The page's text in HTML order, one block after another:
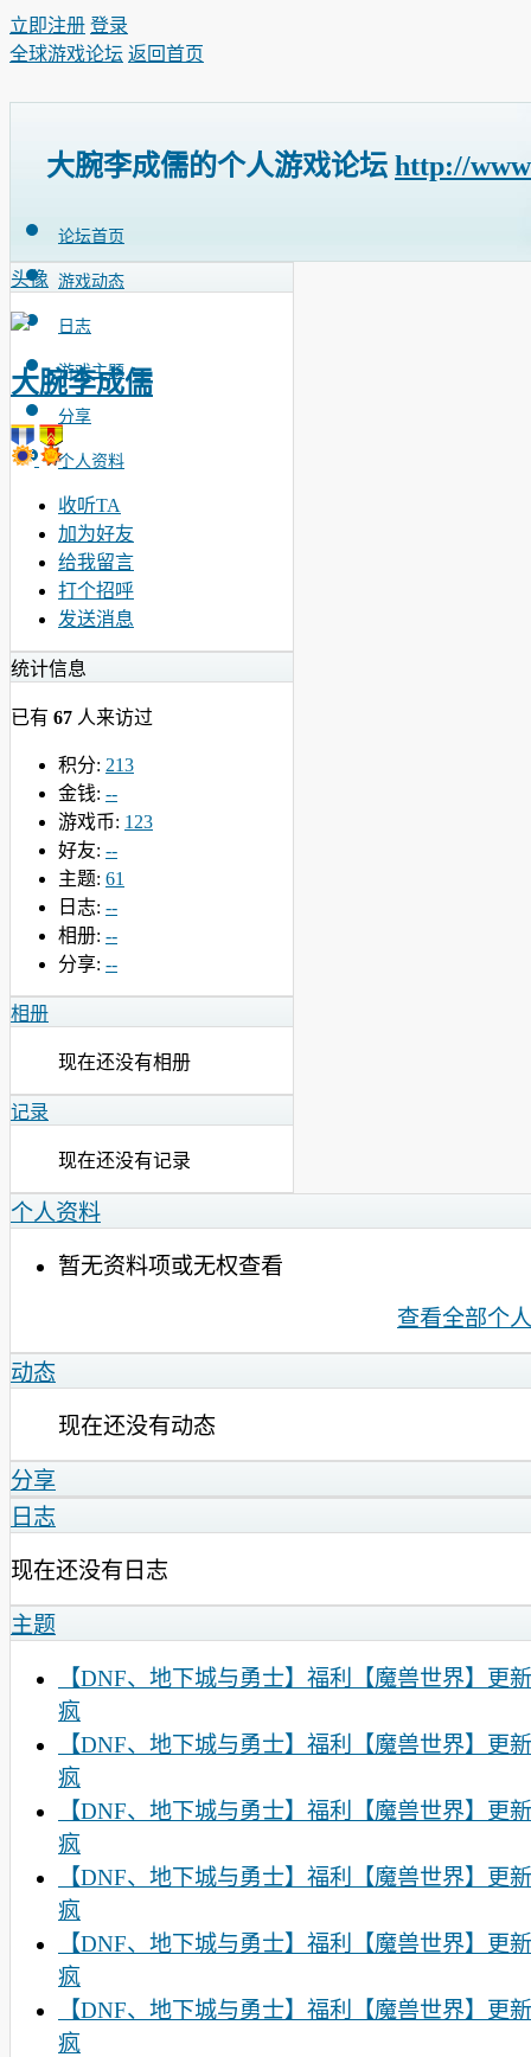
立即注册 登录
全球游戏论坛 返回首页
大腕李成儒的个人游戏论坛 http://
论坛首页
游戏动态
日志
游戏主题
分享
个人资料
头像
大腕李成儒
收听TA
加为好友
给我留言
打个招呼
发送消息
统计信息
已有 67 人来访过
积分: 213
金钱: --
游戏币: 123
好友: --
主题: 61
日志: --
相册: --
分享: --
相册
现在还没有相册
记录
现在还没有记录
个人资料
暂无资料项或无权查看
查看全部个
动态
现在还没有动态
分享
日志
现在还没有日志
主题
【DNF、地下城与勇士】福利【魔兽世界】更
疯
【DNF、地下城与勇士】福利【魔兽世界】更
疯
【DNF、地下城与勇士】福利【魔兽世界】更
疯
【DNF、地下城与勇士】福利【魔兽世界】更
疯
【DNF、地下城与勇士】福利【魔兽世界】更
疯
【DNF、地下城与勇士】福利【魔兽世界】更
疯